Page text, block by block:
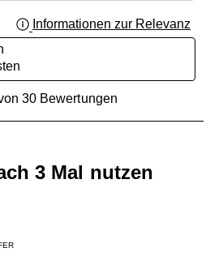
Informationen zur Relevanz
30 Bewertungen
3 Mal nutzen